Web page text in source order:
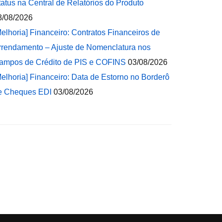
na Central de Relatórios do Produto
08/2026
Financeiro: Contratos Financeiros de
– Ajuste de Nomenclatura nos
de Crédito de PIS e COFINS 03/08/2026
Financeiro: Data de Estorno no Borderô
Cheques EDI 03/08/2026